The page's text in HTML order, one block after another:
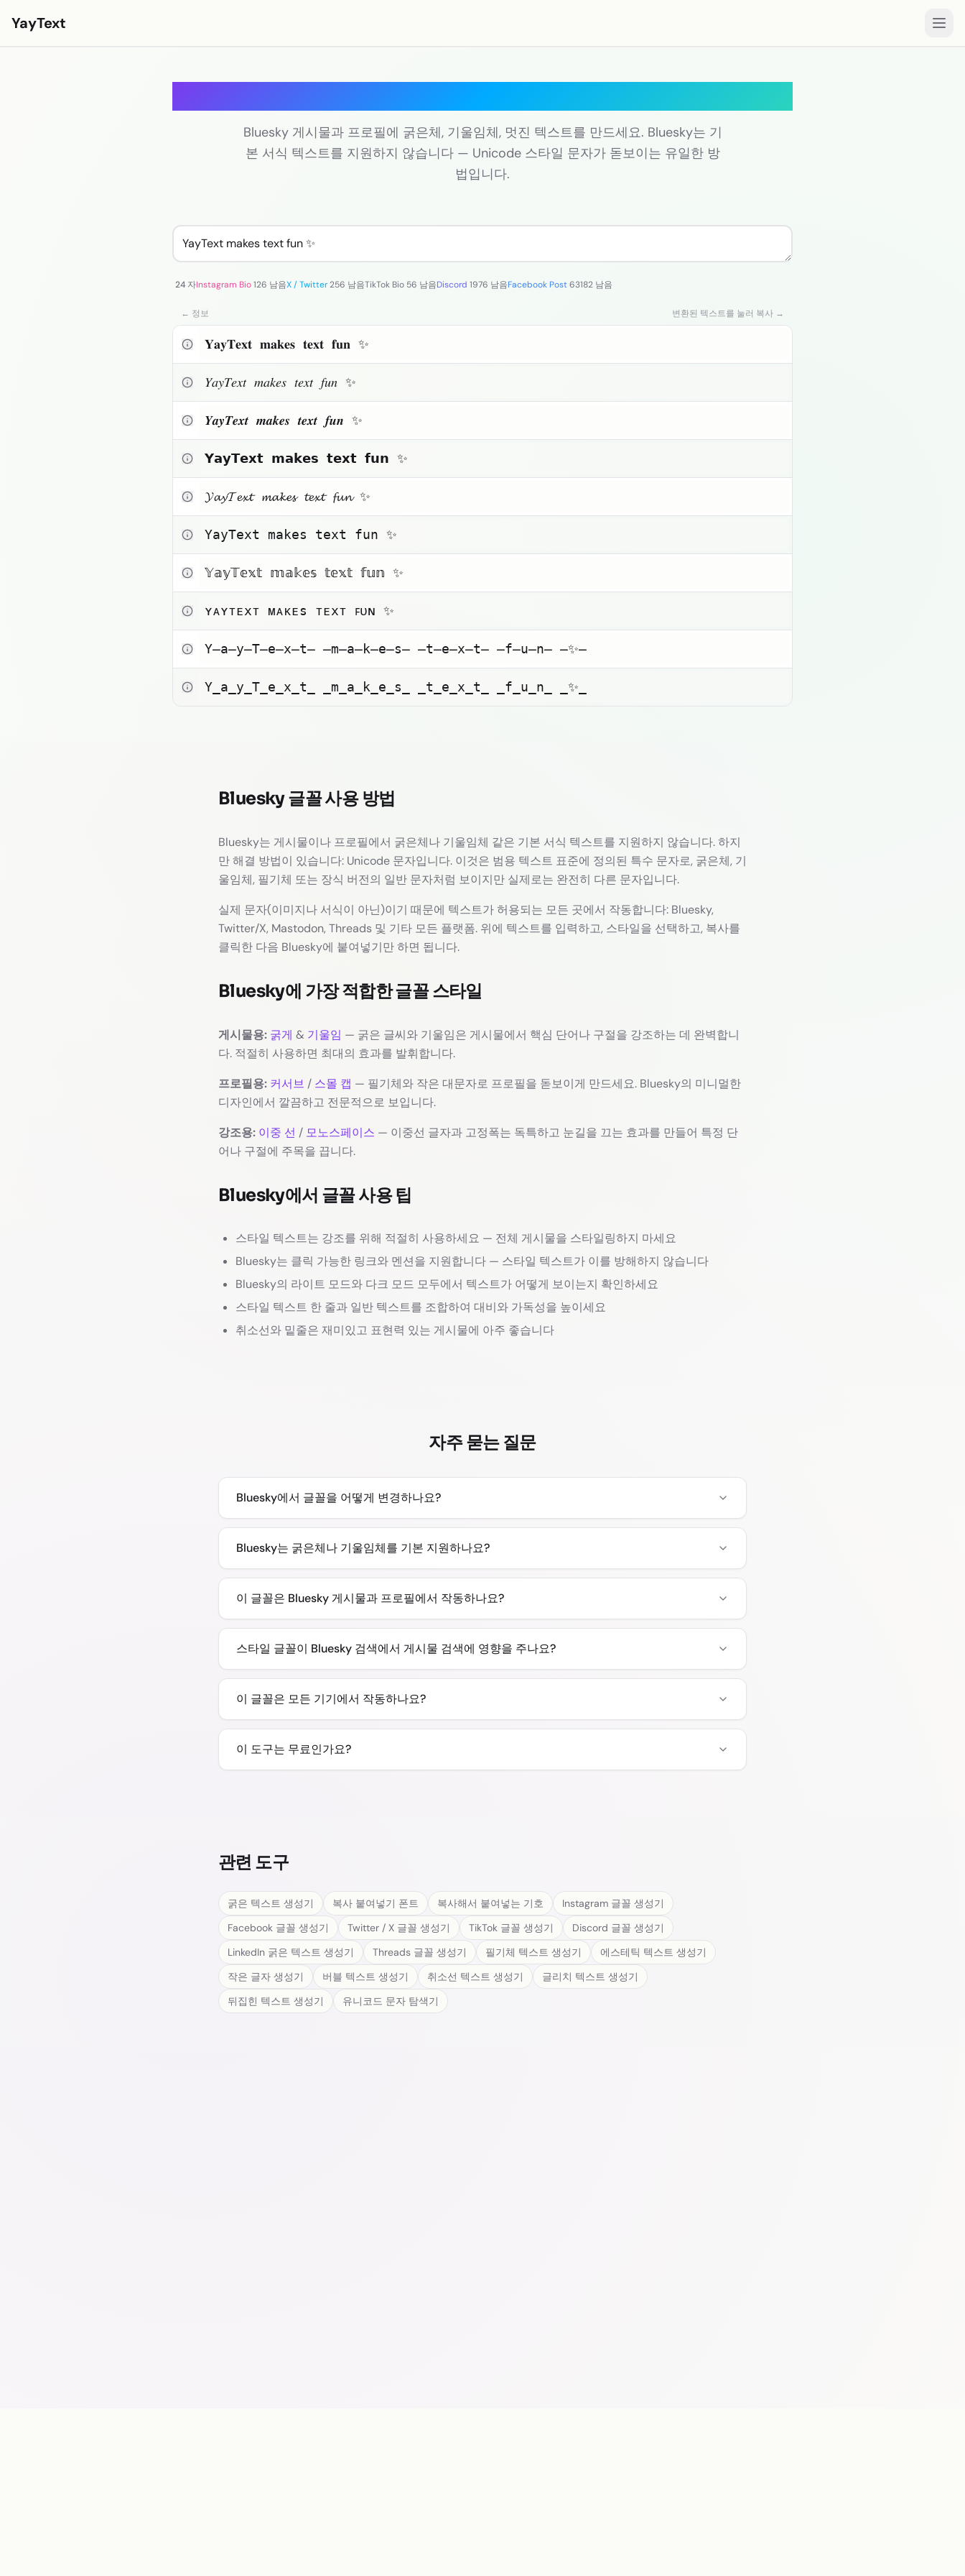
YayText
Bluesky 게시물과 프로필에 굵은체, 기울임체, 멋진 텍스트를 만드세요. Bluesky는 기
본 서식 텍스트를 지원하지 않습니다 — Unicode 스타일 문자가 돋보이는 유일한 방
법입니다.
24 자Instagram Bio126 남음X / Twitter256 남음TikTok Bio 56 남음Discord 1976 남음Facebook Post63182 남음
← 정보 변환된 텍스트를 눌러 복사 →
𝐘𝐚𝐲𝐓𝐞𝐱𝐭 𝐦𝐚𝐤𝐞𝐬 𝐭𝐞𝐱𝐭 𝐟𝐮𝐧 ✨
𝑌𝑎𝑦𝑇𝑒𝑥𝑡 𝑚𝑎𝑘𝑒𝑠 𝑡𝑒𝑥𝑡 𝑓𝑢𝑛 ✨
𝒀𝒂𝒚𝑻𝒆𝒙𝒕 𝒎𝒂𝒌𝒆𝒔 𝒕𝒆𝒙𝒕 𝒇𝒖𝒏 ✨
𝗬𝗮𝘆𝗧𝗲𝘅𝘁 𝗺𝗮𝗸𝗲𝘀 𝘁𝗲𝘅𝘁 𝗳𝘂𝗻 ✨
𝓨𝓪𝔂𝓣𝓮𝔁𝓽 𝓶𝓪𝓴𝓮𝓼 𝓽𝓮𝔁𝓽 𝓯𝓾𝓷 ✨
𝚈𝚊𝚢𝚃𝚎𝚡𝚝 𝚖𝚊𝚔𝚎𝚜 𝚝𝚎𝚡𝚝 𝚏𝚞𝚗 ✨
𝕐𝕒𝕪𝕋𝕖𝕩𝕥 𝕞𝕒𝕜𝕖𝕤 𝕥𝕖𝕩𝕥 𝕗𝕦𝕟 ✨
ʏᴀʏᴛᴇxᴛ ᴍᴀᴋᴇs ᴛᴇxᴛ ꜰᴜɴ ✨
Y̶a̶y̶T̶e̶x̶t̶ ̶m̶a̶k̶e̶s̶ ̶t̶e̶x̶t̶ ̶f̶u̶n̶ ̶✨̶
Y̲a̲y̲T̲e̲x̲t̲ ̲m̲a̲k̲e̲s̲ ̲t̲e̲x̲t̲ ̲f̲u̲n̲ ̲✨̲
Bluesky 글꼴 사용 방법
Bluesky는 게시물이나 프로필에서 굵은체나 기울임체 같은 기본 서식 텍스트를 지원하지 않습니다. 하지
만 해결 방법이 있습니다: Unicode 문자입니다. 이것은 범용 텍스트 표준에 정의된 특수 문자로, 굵은체, 기
울임체, 필기체 또는 장식 버전의 일반 문자처럼 보이지만 실제로는 완전히 다른 문자입니다.
실제 문자(이미지나 서식이 아닌)이기 때문에 텍스트가 허용되는 모든 곳에서 작동합니다: Bluesky,
Twitter/X, Mastodon, Threads 및 기타 모든 플랫폼. 위에 텍스트를 입력하고, 스타일을 선택하고, 복사를
클릭한 다음 Bluesky에 붙여넣기만 하면 됩니다.
Bluesky에 가장 적합한 글꼴 스타일
게시물용: 굵게 & 기울임 — 굵은 글씨와 기울임은 게시물에서 핵심 단어나 구절을 강조하는 데 완벽합니
다. 적절히 사용하면 최대의 효과를 발휘합니다.
프로필용: 커서브 / 스몰 캡 — 필기체와 작은 대문자로 프로필을 돋보이게 만드세요. Bluesky의 미니멀한
디자인에서 깔끔하고 전문적으로 보입니다.
강조용: 이중 선 / 모노스페이스 — 이중선 글자과 고정폭는 독특하고 눈길을 끄는 효과를 만들어 특정 단
어나 구절에 주목을 끕니다.
Bluesky에서 글꼴 사용 팁
스타일 텍스트는 강조를 위해 적절히 사용하세요 — 전체 게시물을 스타일링하지 마세요
Bluesky는 클릭 가능한 링크와 멘션을 지원합니다 — 스타일 텍스트가 이를 방해하지 않습니다
Bluesky의 라이트 모드와 다크 모드 모두에서 텍스트가 어떻게 보이는지 확인하세요
스타일 텍스트 한 줄과 일반 텍스트를 조합하여 대비와 가독성을 높이세요
취소선와 밑줄은 재미있고 표현력 있는 게시물에 아주 좋습니다
자주 묻는 질문
Bluesky에서 글꼴을 어떻게 변경하나요?
Bluesky는 굵은체나 기울임체를 기본 지원하나요?
이 글꼴은 Bluesky 게시물과 프로필에서 작동하나요?
스타일 글꼴이 Bluesky 검색에서 게시물 검색에 영향을 주나요?
이 글꼴은 모든 기기에서 작동하나요?
이 도구는 무료인가요?
관련 도구
굵은 텍스트 생성기 복사 붙여넣기 폰트 복사해서 붙여넣는 기호
Instagram 글꼴 생성기
Facebook 글꼴 생성기
Twitter / X 글꼴 생성기 TikTok 글꼴 생성기
Discord 글꼴 생성기
LinkedIn 굵은 텍스트 생성기
Threads 글꼴 생성기 필기체 텍스트 생성기
에스테틱 텍스트 생성기
작은 글자 생성기
버블 텍스트 생성기 취소선 텍스트 생성기
글리치 텍스트 생성기
뒤집힌 텍스트 생성기
유니코드 문자 탐색기